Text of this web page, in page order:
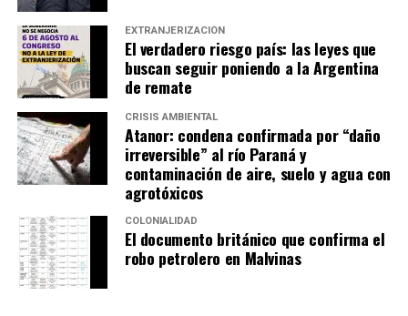
EXTRANJERIZACIÓN
El verdadero riesgo país: las leyes que
buscan seguir poniendo a la Argentina
de remate
CRISIS AMBIENTAL
Atanor: condena confirmada por “daño
irreversible” al río Paraná y
contaminación de aire, suelo y agua con
agrotóxicos
COLONIALIDAD
El documento británico que confirma el
robo petrolero en Malvinas